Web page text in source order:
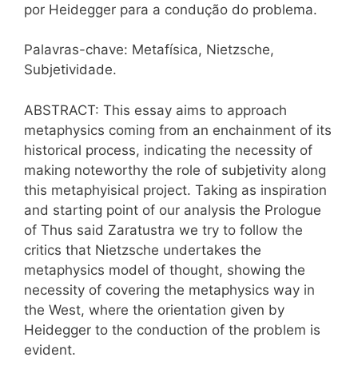
por Heidegger para a condução do problema.
Palavras-chave: Metafísica, Nietzsche,
Subjetividade.
ABSTRACT: This essay aims to approach
metaphysics coming from an enchainment of its
historical process, indicating the necessity of
making noteworthy the role of subjetivity along
this metaphyisical project. Taking as inspiration
and starting point of our analysis the Prologue
of Thus said Zaratustra we try to follow the
critics that Nietzsche undertakes the
metaphysics model of thought, showing the
necessity of covering the metaphysics way in
the West, where the orientation given by
Heidegger to the conduction of the problem is
evident.